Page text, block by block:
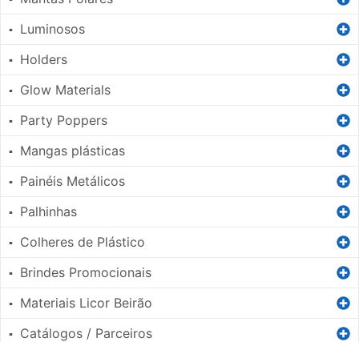
▪ Luminosos
▪ Holders
▪ Glow Materials
▪ Party Poppers
▪ Mangas plásticas
▪ Painéis Metálicos
▪ Palhinhas
▪ Colheres de Plástico
▪ Brindes Promocionais
▪ Materiais Licor Beirão
▪ Catálogos / Parceiros